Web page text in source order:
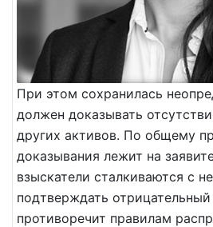
При этом сохранилась
должен доказывать
других активов. По общему
доказывания лежит на
взыскатели сталкиваются с
подтверждать отрицательный
противоречит правилам